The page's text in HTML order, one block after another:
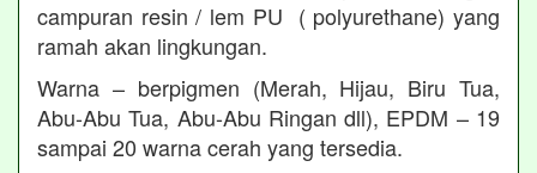
campuran resin / lem PU ( polyurethane) yang
ramah akan lingkungan.
Warna – berpigmen (Merah, Hijau, Biru Tua,
Abu-Abu Tua, Abu-Abu Ringan dll), EPDM – 19
sampai 20 warna cerah yang tersedia.